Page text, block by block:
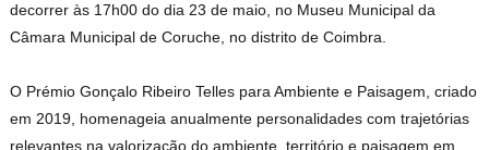
decorrer às 17h00 do dia 23 de maio, no Museu Municipal da
Câmara Municipal de Coruche, no distrito de Coimbra.
O Prémio Gonçalo Ribeiro Telles para Ambiente e Paisagem, criado
em 2019, homenageia anualmente personalidades com trajetórias
relevantes na valorização do ambiente, território e paisagem em